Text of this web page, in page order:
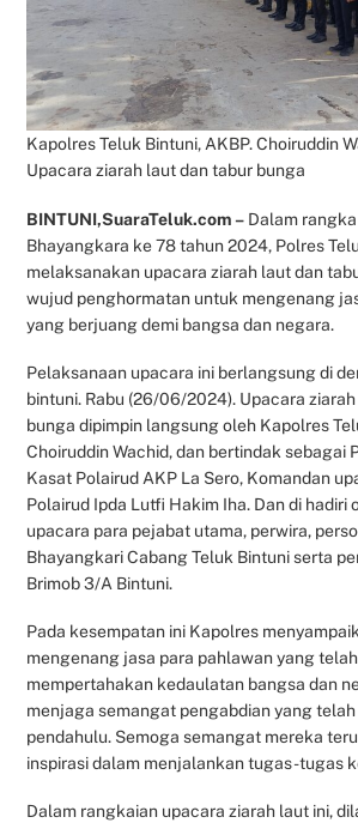
Kapolres Teluk Bintuni, AKBP. Choiruddin
Upacara ziarah laut dan tabur bunga
BINTUNI,SuaraTeluk.com – Dalam
Bhayangkara ke 78 tahun 2024, Polres
melaksanakan upacara ziarah laut dan
wujud penghormatan untuk mengenang
yang berjuang demi bangsa dan negara.
Pelaksanaan upacara ini berlangsung di
bintuni. Rabu (26/06/2024). Upacara
bunga dipimpin langsung oleh Kapolres
Choiruddin Wachid, dan bertindak sebagai
Kasat Polairud AKP La Sero, Komandan
Polairud Ipda Lutfi Hakim Iha. Dan di hadiri
upacara para pejabat utama, perwira,
Bhayangkari Cabang Teluk Bintuni serta
Brimob 3/A Bintuni.
Pada kesempatan ini Kapolres
mengenang jasa para pahlawan yang
mempertahakan kedaulatan bangsa dan
menjaga semangat pengabdian yang
pendahulu. Semoga semangat mereka
inspirasi dalam menjalankan tugas-tugas
Dalam rangkaian upacara ziarah laut ini,